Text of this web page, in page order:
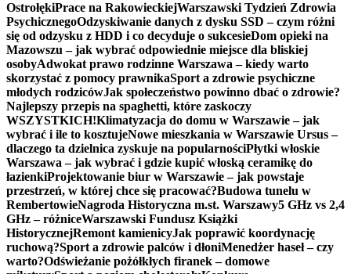
OstrołękiPrace na RakowieckiejWarszawski Tydzień Zdrowia
PsychicznegoOdzyskiwanie danych z dysku SSD – czym różni
się od odzysku z HDD i co decyduje o sukcesieDom opieki na
Mazowszu – jak wybrać odpowiednie miejsce dla bliskiej
osobyAdwokat prawo rodzinne Warszawa – kiedy warto
skorzystać z pomocy prawnikaSport a zdrowie psychiczne
młodych rodzicówJak społeczeństwo powinno dbać o zdrowie?
Najlepszy przepis na spaghetti, które zaskoczy
WSZYSTKICH!Klimatyzacja do domu w Warszawie – jak
wybrać i ile to kosztujeNowe mieszkania w Warszawie Ursus –
dlaczego ta dzielnica zyskuje na popularnościPłytki włoskie
Warszawa – jak wybrać i gdzie kupić włoską ceramikę do
łazienkiProjektowanie biur w Warszawie – jak powstaje
przestrzeń, w której chce się pracować?Budowa tunelu w
RembertowieNagroda Historyczna m.st. Warszawy5 GHz vs 2,4
GHz – różniceWarszawski Fundusz Książki
HistorycznejRemont kamienicyJak poprawić koordynację
ruchową?Sport a zdrowie palców i dłoniMenedżer haseł – czy
warto?Odświeżanie pożółkłych firanek – domowe